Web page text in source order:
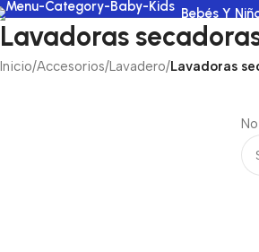
Bebés Y
Lavadoras
Inicio/Accesorios/Lavadero/Lavadoras